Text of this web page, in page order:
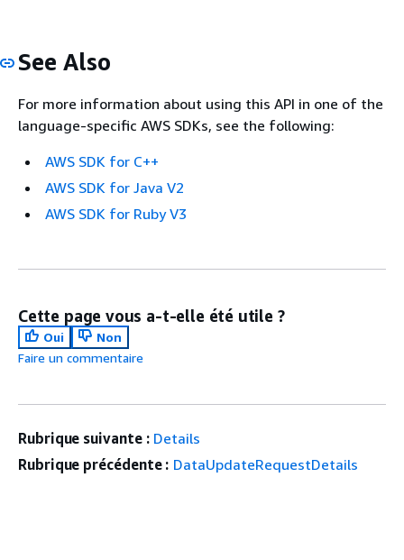
See Also
For more information about using this API in one of the
language-specific AWS SDKs, see the following:
AWS SDK for C++
AWS SDK for Java V2
AWS SDK for Ruby V3
Cette page vous a-t-elle été utile ?
Oui
Non
Faire un commentaire
Rubrique suivante : Details
Rubrique précédente : DataUpdateRequestDetails